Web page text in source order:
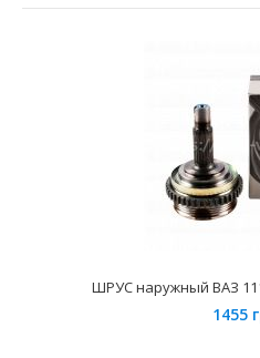
Применение на
21214 Нива и
ШРУС наружный ВАЗ
1455